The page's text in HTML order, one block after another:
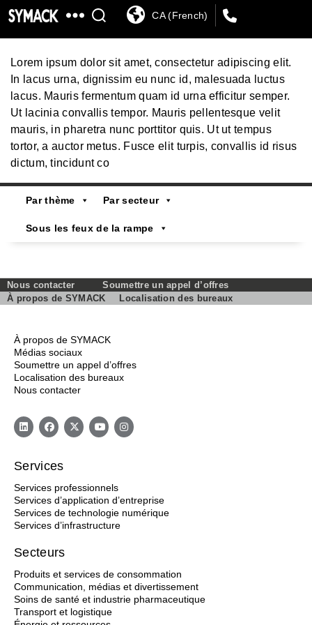
CA (French)
Lorem ipsum dolor sit amet, consectetur adipiscing elit.
In lacus urna, dignissim eu nunc id, malesuada luctus
lacus. Mauris fermentum quam id urna efficitur semper.
Ut lacinia convallis tempor. Mauris pellentesque velit
mauris, in pharetra nunc porttitor quis. Ut ut tempus
tortor, a auctor metus. Fusce elit turpis, convallis id risus
dictum, tincidunt co
Par thème Par secteur
Sous les feux de la rampe
Nous contacter
Soumettre un appel d’offres
À propos de SYMACK
Localisation des bureaux
À propos de SYMACK
Médias sociaux
Soumettre un appel d’offres
Localisation des bureaux
Nous contacter
Services
Services professionnels
Services d’application d’entreprise
Services de technologie numérique
Services d’infrastructure
Secteurs
Produits et services de consommation
Communication, médias et divertissement
Soins de santé et industrie pharmaceutique
Transport et logistique